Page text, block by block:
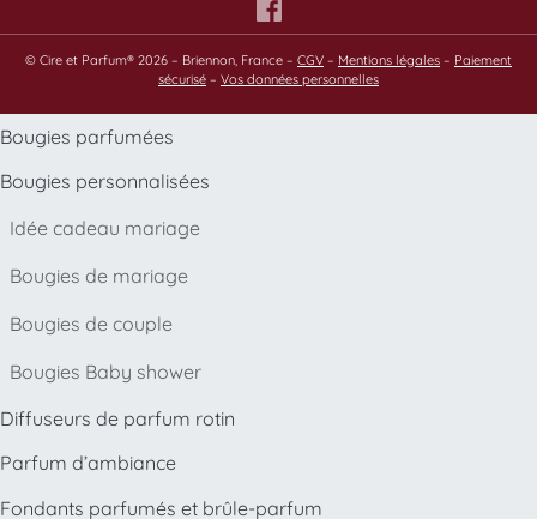
© Cire et Parfum® 2026 – Briennon, France – CGV – Mentions légales – Paiement
sécurisé – Vos données personnelles
Bougies parfumées
Bougies personnalisées
Idée cadeau mariage
Bougies de mariage
Bougies de couple
Bougies Baby shower
Diffuseurs de parfum rotin
Parfum d’ambiance
Fondants parfumés et brûle-parfum